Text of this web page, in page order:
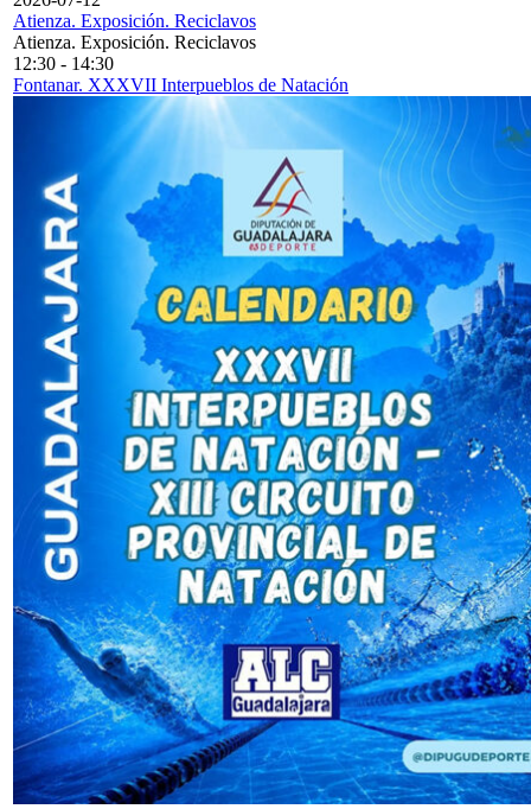
Atienza. Exposición. Reciclavos
Atienza. Exposición. Reciclavos
12:30 - 14:30
Fontanar. XXXVII Interpueblos de Natación